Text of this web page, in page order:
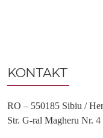
KONTAKT
RO – 550185 Sibiu /
Str. G-ral Magheru Nr. 4